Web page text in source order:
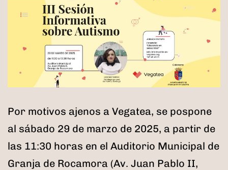
Por motivos ajenos a Vegatea, se pospone
al sábado 29 de marzo de 2025, a partir de
las 11:30 horas en el Auditorio Municipal de
Granja de Rocamora (Av. Juan Pablo II,